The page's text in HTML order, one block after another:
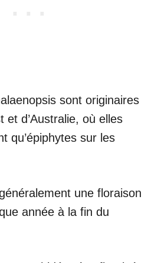
sont originaires
et d’Australie, où elles
qu’épiphytes sur les
une floraison
année à la fin du